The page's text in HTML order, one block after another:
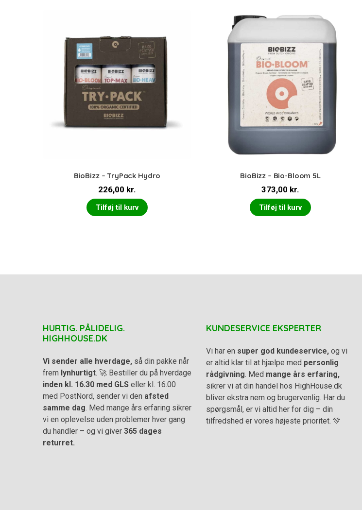
BioBizz – TryPack Hydro
226,00 kr.
Tilføj til kurv
BioBizz – Bio-Bloom 5L
373,00 kr.
Tilføj til kurv
HURTIG. PÅLIDELIG.
HIGHHOUSE.DK
Vi sender alle hverdage, så din pakke når
frem lynhurtigt. 🚀 Bestiller du på hverdage
inden kl. 16.30 med GLS eller kl. 16.00
med PostNord, sender vi den afsted
samme dag. Med mange års erfaring sikrer
vi en oplevelse uden problemer hver gang
du handler – og vi giver 365 dages
returret.
KUNDESERVICE EKSPERTER
Vi har en super god kundeservice, og vi
er altid klar til at hjælpe med personlig
rådgivning. Med mange års erfaring,
sikrer vi at din handel hos HighHouse.dk
bliver ekstra nem og brugervenlig. Har du
spørgsmål, er vi altid her for dig – din
tilfredshed er vores højeste prioritet. 💚